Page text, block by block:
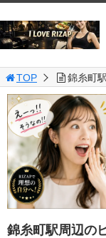
TOP 錦糸町
錦糸町駅周辺の